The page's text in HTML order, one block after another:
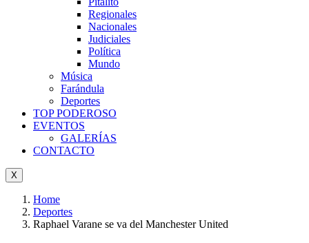
Regionales
Nacionales
Judiciales
Política
Mundo
Música
Farándula
Deportes
TOP PODEROSO
EVENTOS
GALERÍAS
CONTACTO
X
Home
Deportes
Raphael Varane se va del Manchester United